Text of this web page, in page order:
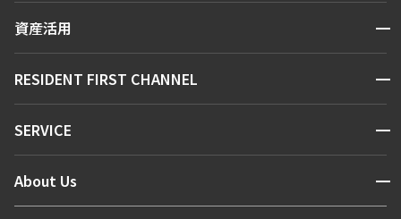
新着情報から探す
新着募集情報
お問い合わせ
資産活用 開閉
お問い合わせ
RESIDENT FIRST CHANNEL 開閉
マンションレポート
住まいのコラム
SERVICE 開閉
会員ページ
About Us 開閉